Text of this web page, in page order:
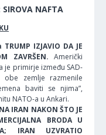
NAFTA
IZJAVIO DA JE
ZAVRŠEN. Američki
je primirje između SAD-
zemlje razmenile
baviti se njima”,
NATO-a u Ankari.
IRAN NAKON ŠTO JE
BRODA U
IRAN UZVRATIO